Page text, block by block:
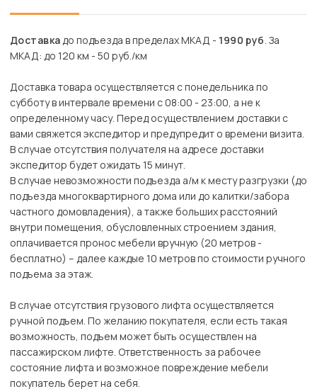
Доставкадо подъезда в пределах МКАД - 1990 руб. За
МКАД: до 120 км - 50 руб./км
Доставка товара осуществляется с понедельника по
субботу в интервале времени с 08:00 - 23:00, а не к
определенному часу. Перед осуществлением доставки с
вами свяжется экспедитор и предупредит о времени визита.
В случае отсутствия получателя на адресе доставки
экспедитор будет ожидать 15 минут.
В случае невозможности подъезда а/м к месту разгрузки (до
подъезда многоквартирного дома или до калитки/забора
частного домовладения), а также больших расстояний
внутри помещения, обусловленных строением здания,
оплачивается пронос мебели вручную (20 метров -
бесплатно) – далее каждые 10 метров по стоимости ручного
подъема за этаж.
В случае отсутствия грузового лифта осуществляется
ручной подъем. По желанию покупателя, если есть такая
возможность, подъем может быть осуществлен на
пассажирском лифте. Ответственность за рабочее
состояние лифта и возможное повреждение мебели
покупатель берет на себя.